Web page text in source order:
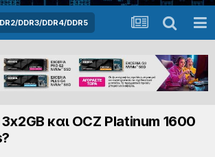
DDR3/DDR4/DDR5
και OCZ Platinum 1600